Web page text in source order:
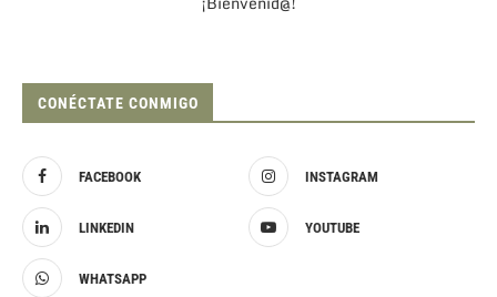
CONÉCTATE CONMIGO
FACEBOOK INSTAGRAM
LINKEDIN YOUTUBE
WHATSAPP